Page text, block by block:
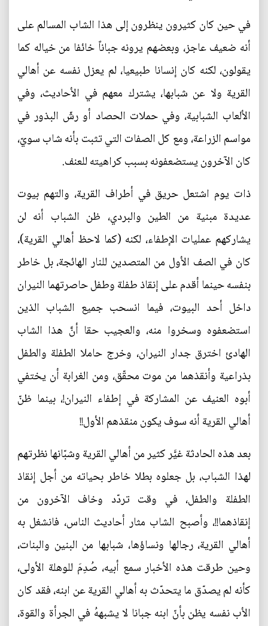
في حين كان كثيرون ينظرون إلى هذا الشاب المسالم على
أنه ضعيف عاجز، وبعضهم يرونه جباناً خائفا من خياله كما
يقولون، لكنه كان إنسانا طبيعيا، لم يعزل نفسه عن أهالي
القرية ولا عن شبابها، يشترك معهم في الأحاديث، وفي
الألعاب الشبابية، وفي حملات الحصاد أو رشّ البذور في
مواسم الزراعة، ومع كل الصفات التي تثبت بأنه شاب سويّ،
كان الآخرون يستضعفونه بسبب كراهيته للعنف.
ذات يوم اشتعل حريق في أطراف القرية، والتهم بيوت
عديدة مبنية من الطين والبردي، ظن الشباب أنه لن
يشاركهم عمليات الإطفاء، لكنه (كما لاحظ أهالي القرية)،
كان في الصف الأول من المتصدين للنار الهائجة، بل خاطر
بنفسه حينما أقدم على إنقاذ طفلة وطفل حاصرتهما النيران
داخل أحد البيوت، فيما انسحب جميع الشباب الذين
استضعفوه وسخروا منه، والعجيب حقا أنَّ هذا الشاب
الهادئ اخترق جدار النيران، وخرج حاملا الطفلة والطفل
بذراعية وأنقذهما من موت محقّق، ومن الغرابة أن يختفي
أبوه العنيف عن المشاركة في إطفاء النيران!، بينما ظنّ
أهالي القرية أنه سوف يكون منقذهم الأول!!
بعد هذه الحادثة غيَّر كثير من أهالي القرية وشبّانها نظرتهم
لهذا الشباب، بل جعلوه بطلا خاطر بحياته من أجل إنقاذ
الطفلة والطفل، في وقت تردّد وخاف الآخرون من
إنقاذهما!!، وأصبح الشاب مثار أحاديث الناس، فانشغل به
أهالي القرية، رجالها ونساؤها، شبابها من البنين والبنات،
وحين طرقت هذه الأخبار سمع أبيه، صُدِمَ للوهلة الأولى،
كأنه لم يصدّق ما يتحدّث به أهالي القرية عن ابنه، فقد كان
الأب نفسه يظن بأنّ ابنه جبانا لا يشبههُ في الجرأة والقوة،